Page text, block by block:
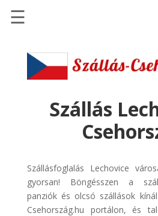
Szállások
Szállásinfo.eu
pénzvisszatérítéssel
Discover
Cars
☰
Szállás
Szállásfoglalás Lechovice
gyorsan! Böngésszen a
panziók és olcsó szállások
Csehország.hu portálon, és